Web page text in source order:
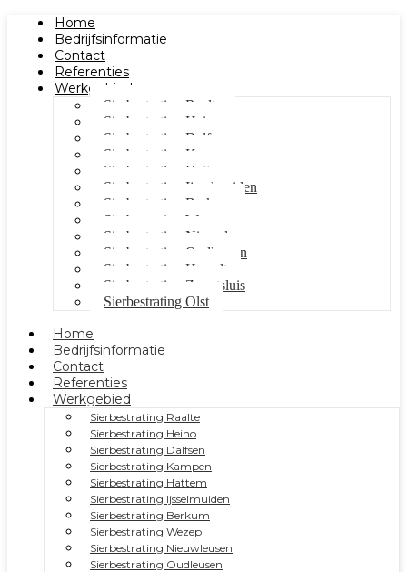
Home
Bedrijfsinformatie
Contact
Referenties
Werkgebied
Sierbestrating Raalte
Sierbestrating Heino
Sierbestrating Dalfsen
Sierbestrating Kampen
Sierbestrating Hattem
Sierbestrating Ijsselmuiden
Sierbestrating Berkum
Sierbestrating Wezep
Sierbestrating Nieuwleusen
Sierbestrating Oudleusen
Sierbestrating Hasselt
Sierbestrating Zwartsluis
Sierbestrating Olst
Home
Bedrijfsinformatie
Contact
Referenties
Werkgebied
Sierbestrating Raalte
Sierbestrating Heino
Sierbestrating Dalfsen
Sierbestrating Kampen
Sierbestrating Hattem
Sierbestrating Ijsselmuiden
Sierbestrating Berkum
Sierbestrating Wezep
Sierbestrating Nieuwleusen
Sierbestrating Oudleusen